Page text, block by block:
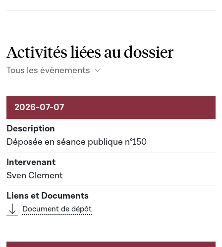
Activités liées au dossier
Tous les évènements
Activités liées au dossier
Déposée en séance publique n°150
Sven Clement
Document de dépôt